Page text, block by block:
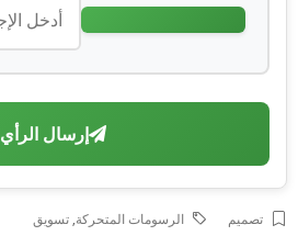
إرسال الرأي
تصميم الرسومات المتحركة, تسويق